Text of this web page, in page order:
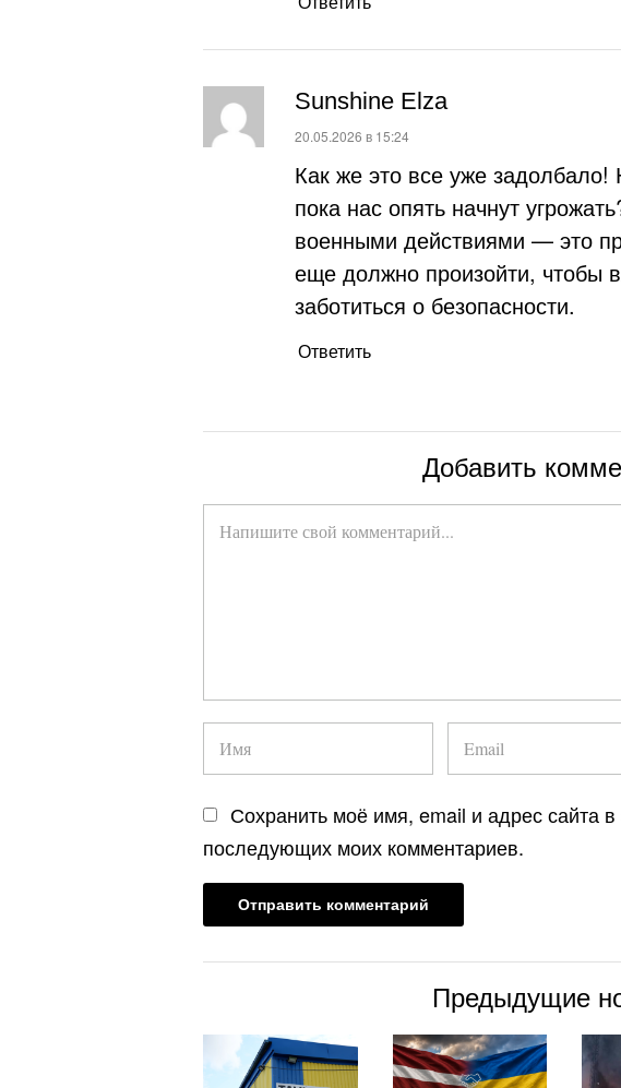
Sunshine Elza
:
20.05.2026 в 15:24
Как же это все уже
пока нас опять начнут
военными действиями — это
еще должно произойти, чтобы
заботиться о безопасности.
Ответить
Добавить
Сохранить моё имя, email и адрес сайта
последующих моих комментариев.
Предыдущие